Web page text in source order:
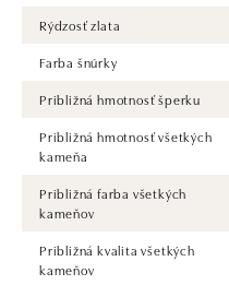
Rýdzosť zlata
Farba šnúrky
Približná hmotnosť šperku
Približná hmotnosť všetkých
kameňa
Približná farba všetkých
kameňov
Približná kvalita všetkých
kameňov